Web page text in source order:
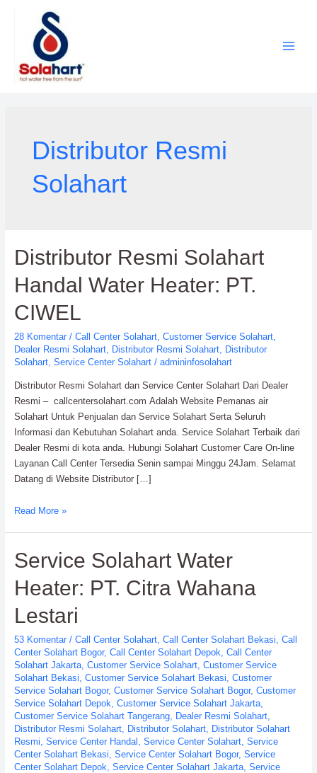
Distributor Resmi
Solahart
Distributor Resmi Solahart
Handal Water Heater: PT.
CIWEL
28 Komentar / Call Center Solahart, Customer Service Solahart,
Dealer Resmi Solahart, Distributor Resmi Solahart, Distributor
Solahart, Service Center Solahart/ admininfosolahart
Distributor Resmi Solahart dan Service Center Solahart Dari Dealer
Resmi – callcentersolahart.com Adalah Website Pemanas air
Solahart Untuk Penjualan dan Service Solahart Serta Seluruh
Informasi dan Kebutuhan Solahart anda. Service Solahart Terbaik dari
Dealer Resmi di kota anda. Hubungi Solahart Customer Care On-line
Layanan Call Center Tersedia Senin sampai Minggu 24Jam. Selamat
Datang di Website Distributor […]
Distributor
Handal
Heater:
CIWEL
Read More »
Service Solahart Water
Heater: PT. Citra Wahana
Lestari
53 Komentar / Call Center Solahart, Call Center Solahart Bekasi Call
Center Solahart Bogor, Call Center Solahart Depok Call Center
Solahart Jakarta, Customer Service Solahart, Customer Service
Solahart Bekasi Customer Service Solahart Bekasi Customer
Service Solahart Bogor, Customer Service Solahart Bogor, Customer
Service Solahart Depok Customer Service Solahart Jakarta,
Customer Service Solahart Tangerang, Dealer Resmi Solahart,
Distributor Resmi Solahart, Distributor Solahart,
Distributor Solahart
Resmi Service Center Handal Service Center Solahart, Service
Center Solahart Bekasi Service Center Solahart Bogor, Service
Center Solahart Depok Service Center Solahart Jakarta, Service